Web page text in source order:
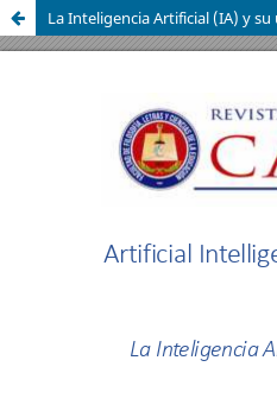
La Inteligencia Artificial (IA) y